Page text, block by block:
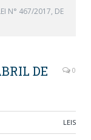
N° 467/2017, DE
DE
0
LEIS